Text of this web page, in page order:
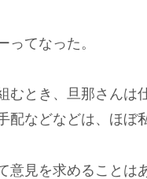
ってなった。
むとき、旦那さんは
配などなどは、ほぼ
意見を求めることは